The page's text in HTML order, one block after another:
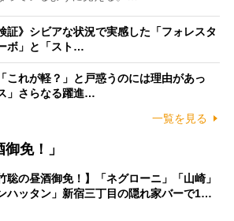
証》シビアな状況で実感した「フォレスタ
ボ」と「スト…
これが軽？」と戸惑うのには理由があっ
」さらなる躍進…
一覧を見る
免！」
聡の昼酒御免！】「ネグローニ」「山崎」
ハッタン」新宿三丁目の隠れ家バーで1…